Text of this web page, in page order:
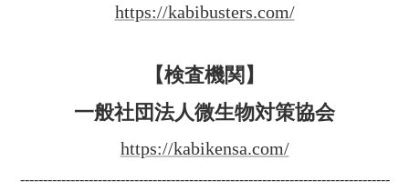
https://kabibusters.com/
【検査機関】
一般社団法人微生物対策協会
https://kabikensa.com/
---------------------------------------------------------------------------------